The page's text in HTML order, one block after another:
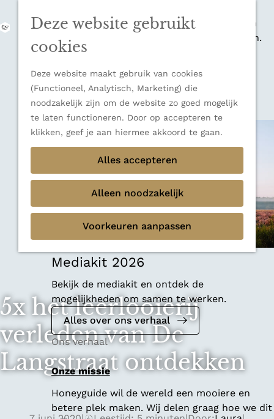
Deze website gebruikt
cookies
Deze website maakt gebruik van cookies
(Functioneel, Analytisch, Marketing) die
noodzakelijk zijn om de website zo goed mogelijk
te laten functioneren. Door op accepteren te
klikken, geef je aan hiermee akkoord te gaan.
Alles accepteren
Alleen noodzakelijk
Voorkeuren aanpassen
M
e
n
u
veelzijdige bestemming voor wie houdt van
natuur, rust en adembenemende uitzichten.
Ontdek alle bestemmingen
Sluiten
Thema's
Verborgen parels
Terug
Ons verhaal
Mediakit 2026
Bekijk de mediakit en ontdek de
mogelijkheden om samen te werken.
Alles over ons verhaal
Ons verhaal
Onze missie
Honeyguide wil de wereld een mooiere en
betere plek maken. Wij delen graag hoe we dit
5x het leerlooierij
verleden van De
Langstraat ontdekken